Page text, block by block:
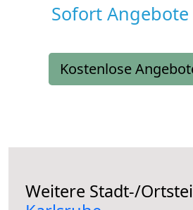
Sofort
Kostenlose
Weitere Stadt-/